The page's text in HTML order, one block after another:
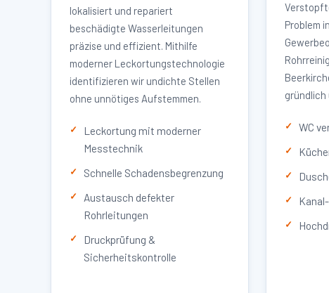
lokalisiert und repariert
beschädigte Wasserleitungen
präzise und effizient. Mithilfe
moderner Leckortungstechnologie
identifizieren wir undichte Stellen
ohne unnötiges Aufstemmen.
Leckortung mit moderner
Messtechnik
Schnelle Schadensbegrenzung
Austausch defekter
Rohrleitungen
Druckprüfung &
Sicherheitskontrolle
Problem
gründlich
WC